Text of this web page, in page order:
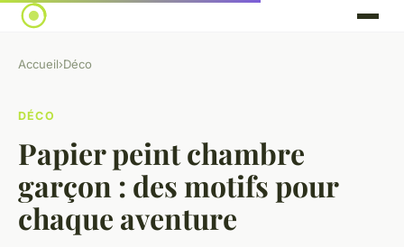
Accueil›Déco
DÉCO
Papier peint chambre
garçon : des motifs pour
chaque aventure